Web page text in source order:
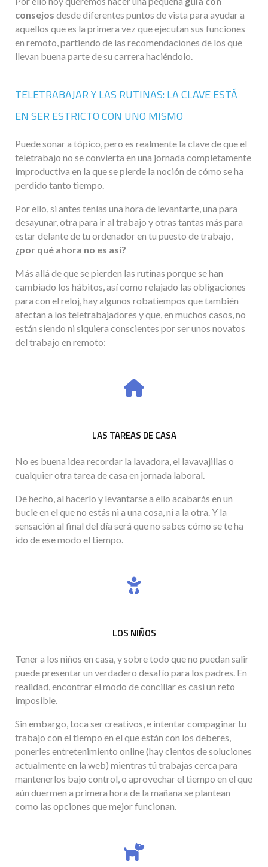
consejos desde diferentes puntos de vista para ayudar a
aquellos que es la primera vez que ejecutan sus funciones
en remoto, partiendo de las recomendaciones de los que
llevan buena parte de su carrera haciéndolo.
TELETRABAJAR Y LAS RUTINAS: LA CLAVE ESTÁ
EN SER ESTRICTO CON UNO MISMO
Puede sonar a tópico, pero es realmente la clave de que el
teletrabajo no se convierta en una jornada completamente
improductiva en la que se pierde la noción de cómo se ha
perdido tanto tiempo.
Por ello, si antes tenías una hora de levantarte, una para
desayunar, otra para ir al trabajo y otras tantas más para
estar delante de tu ordenador en tu puesto de trabajo,
¿por qué ahora no es así?
Más allá de que se pierden las rutinas porque se han
cambiado los hábitos, así como relajado las obligaciones
para con el reloj, hay algunos robatiempos que también
afectan a los teletrabajadores y que, en muchos casos, no
están siendo ni siquiera conscientes por ser unos novatos
del trabajo en remoto:
LAS TAREAS DE CASA
No es buena idea recordar la lavadora, el lavavajillas o
cualquier otra tarea de casa en jornada laboral.
De hecho, al hacerlo y levantarse a ello acabarás en un
bucle en el que no estás ni a una cosa, ni a la otra. Y la
sensación al final del día será que no sabes cómo se te ha
ido de ese modo el tiempo.
LOS NIÑOS
Tener a los niños en casa, y sobre todo que no puedan salir
puede presentar un verdadero desafío para los padres. En
realidad, encontrar el modo de conciliar es casi un reto
imposible.
Sin embargo, toca ser creativos, e intentar compaginar tu
trabajo con el tiempo en el que están con los deberes,
ponerles entretenimiento online (hay cientos de soluciones
actualmente en la web) mientras tú trabajas cerca para
mantenerlos bajo control, o aprovechar el tiempo en el que
aún duermen a primera hora de la mañana se plantean
como las opciones que mejor funcionan.